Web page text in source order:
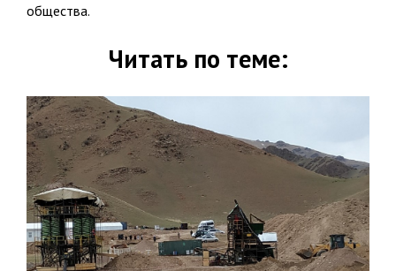
общества.
Читать по теме: